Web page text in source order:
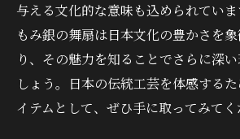
与える文化的な意味も込められていま
もみ銀の舞扇は日本文化の豊かさを
り、その魅力を知ることでさらに深
しょう。日本の伝統工芸を体感する
イテムとして、ぜひ手に取ってみてく